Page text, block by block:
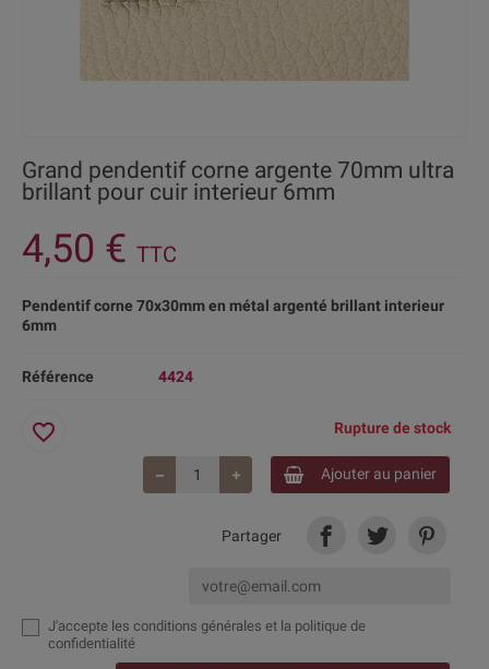
Grand pendentif corne argente 70mm ultra
brillant pour cuir interieur 6mm
4,50 € TTC
Pendentif corne 70x30mm en métal argenté brillant interieur
6mm
Référence 4424
Rupture de stock
Ajouter au panier
favorite_border
Partager
J'accepte les conditions générales et la politique de
confidentialité